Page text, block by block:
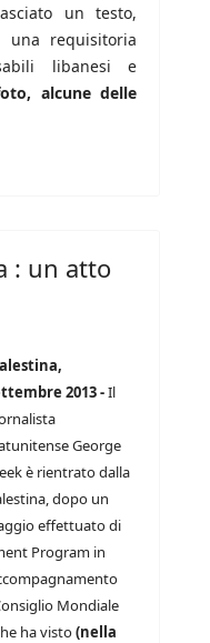
un testo,
requisitoria
libanesi e
alcune delle
: un atto
2013 -Il
George
è rientrato dalla
dopo un
effettuato di
Program in
Mondiale
ha visto(nella